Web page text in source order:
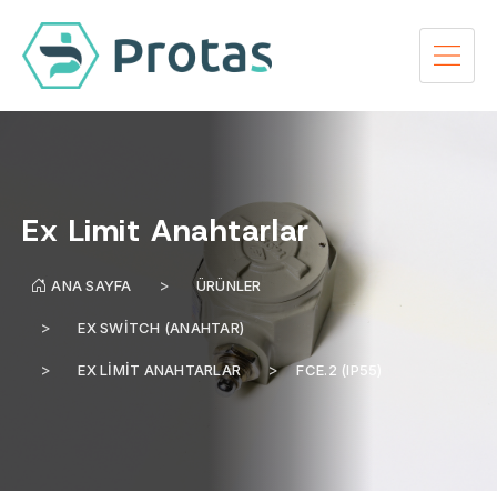
Ex Limit Anahtarlar
ANA SAYFA ÜRÜNLER
EX SWITCH (ANAHTAR)
EX LIMIT ANAHTARLAR FCE.2 (IP55)